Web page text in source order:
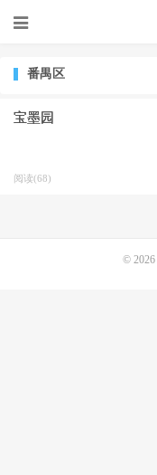
番禺区
宝墨园
阅读(68)
© 2026